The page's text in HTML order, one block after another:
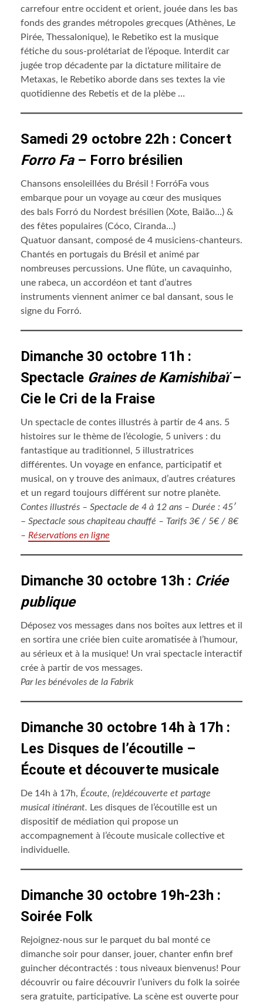
carrefour entre occident et orient, jouée dans les bas
fonds des grandes métropoles grecques (Athènes, Le
Pirée, Thessalonique), le Rebetiko est la musique
fétiche du sous-prolétariat de l’époque. Interdit car
jugée trop décadente par la dictature militaire de
Metaxas, le Rebetiko aborde dans ses textes la vie
quotidienne des Rebetis et de la plèbe …
Samedi 29 octobre 22h : Concert
Forro Fa– Forro brésilien
Chansons ensoleillées du Brésil ! ForróFa vous
embarque pour un voyage au cœur des musiques
des bals Forró du Nordest brésilien (Xote, Baião…) &
des fêtes populaires (Cóco, Ciranda…)
Quatuor dansant, composé de 4 musiciens-chanteurs.
Chantés en portugais du Brésil et animé par
nombreuses percussions. Une flûte, un cavaquinho,
une rabeca, un accordéon et tant d’autres
instruments viennent animer ce bal dansant, sous le
signe du Forró.
Dimanche 30 octobre 11h :
Spectacle Graines de Kamishibaï–
Cie le Cri de la Fraise
Un spectacle de contes illustrés à partir de 4 ans. 5
histoires sur le thème de l’écologie, 5 univers : du
fantastique au traditionnel, 5 illustratrices
différentes. Un voyage en enfance, participatif et
musical, on y trouve des animaux, d’autres créatures
et un regard toujours différent sur notre planète.
Contes illustrés – Spectacle de 4 à 12 ans – Durée : 45′
– Spectacle sous chapiteau chauffé – Tarifs 3€ / 5€ / 8€
– Réservations en ligne
Dimanche 30 octobre 13h : Criée
publique
Déposez vos messages dans nos boîtes aux lettres et il
en sortira une criée bien cuite aromatisée à l’humour,
au sérieux et à la musique! Un vrai spectacle interactif
crée à partir de vos messages.
Par les bénévoles de la Fabrik
Dimanche 30 octobre 14h à 17h :
Les Disques de l’écoutille –
Écoute et découverte musicale
De 14h à 17h, Écoute, (re)découverte et partage
musical itinérant. Les disques de l’écoutille est un
dispositif de médiation qui propose un
accompagnement à l’écoute musicale collective et
individuelle.
Dimanche 30 octobre 19h-23h :
Soirée Folk
Rejoignez-nous sur le parquet du bal monté ce
dimanche soir pour danser, jouer, chanter enfin bref
guincher décontractés : tous niveaux bienvenus! Pour
découvrir ou faire découvrir l’univers du folk la soirée
sera gratuite, participative. La scène est ouverte pour